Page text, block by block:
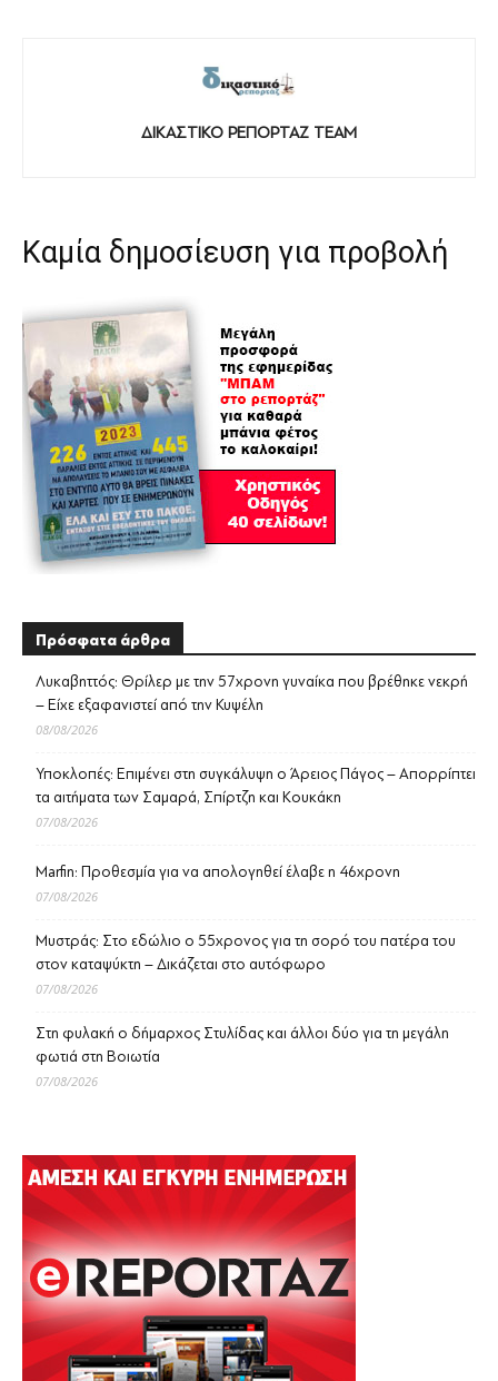
ΔΙΚΑΣΤΙΚΟ ΡΕΠΟΡΤΑΖ TEAM
Καμία δημοσίευση για προβολή
Πρόσφατα άρθρα
Λυκαβηττός: Θρίλερ με την 57χρονη γυναίκα που βρέθηκε νεκρή
– Είχε εξαφανιστεί από την Κυψέλη
08/08/2026
Υποκλοπές: Επιμένει στη συγκάλυψη ο Άρειος Πάγος – Απορρίπτει
τα αιτήματα των Σαμαρά, Σπίρτζη και Κουκάκη
07/08/2026
Marfin: Προθεσμία για να απολογηθεί έλαβε η 46χρονη
07/08/2026
Μυστράς: Στο εδώλιο ο 55χρονος για τη σορό του πατέρα του
στον καταψύκτη – Δικάζεται στο αυτόφωρο
07/08/2026
Στη φυλακή ο δήμαρχος Στυλίδας και άλλοι δύο για τη μεγάλη
φωτιά στη Βοιωτία
07/08/2026